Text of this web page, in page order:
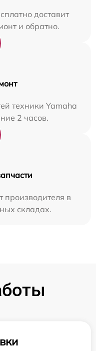
доставит
и обратно.
техники Yamaha
2 часов.
производителя в
складах.